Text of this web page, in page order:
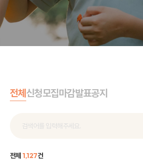
전체신청모집마감발표공지
전체 1,127건